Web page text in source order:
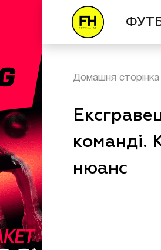
Домашня сторінка
команді.
нюанс